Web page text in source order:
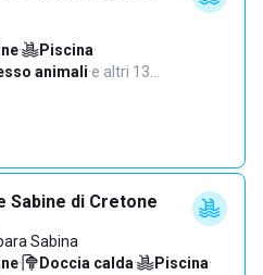
· Piscina·
animali·e altri 13…
Sabine di Cretone
Sabina
· Doccia calda· Piscina·